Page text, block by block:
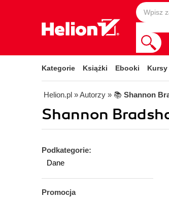
Kategorie Książki Ebooki
Helion.pl » Autorzy » 📚 Shannon
Shannon
Podkategorie:
Dane
Promocja